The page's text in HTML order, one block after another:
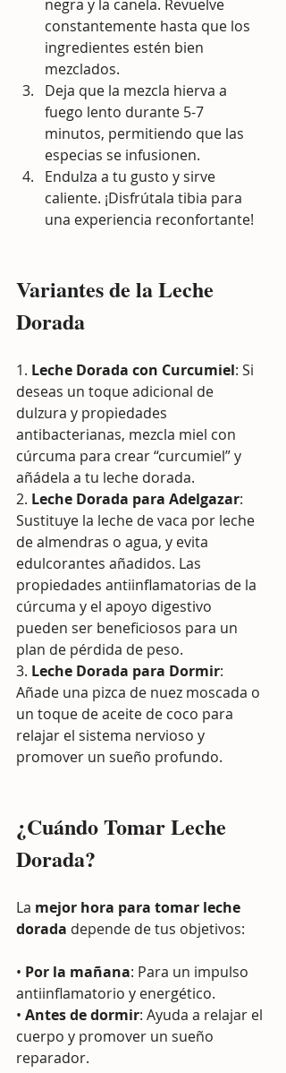
negra y la canela. Revuelve
constantemente hasta que los
ingredientes estén bien
mezclados.
Deja que la mezcla hierva a
fuego lento durante 5-7
minutos, permitiendo que las
especias se infusionen.
Endulza a tu gusto y sirve
caliente. ¡Disfrútala tibia para
una experiencia reconfortante!
Variantes de la Leche
Dorada
1. Leche Dorada con Curcumiel: Si
deseas un toque adicional de
dulzura y propiedades
antibacterianas, mezcla miel con
cúrcuma para crear “curcumiel” y
añádela a tu leche dorada.
2. Leche Dorada para Adelgazar:
Sustituye la leche de vaca por leche
de almendras o agua, y evita
edulcorantes añadidos. Las
propiedades antiinflamatorias de la
cúrcuma y el apoyo digestivo
pueden ser beneficiosos para un
plan de pérdida de peso.
3. Leche Dorada para Dormir:
Añade una pizca de nuez moscada o
un toque de aceite de coco para
relajar el sistema nervioso y
promover un sueño profundo.
¿Cuándo Tomar Leche
Dorada?
La mejor hora para tomar leche
dorada depende de tus objetivos:
• Por la mañana: Para un impulso
antiinflamatorio y energético.
• Antes de dormir: Ayuda a relajar el
cuerpo y promover un sueño
reparador.